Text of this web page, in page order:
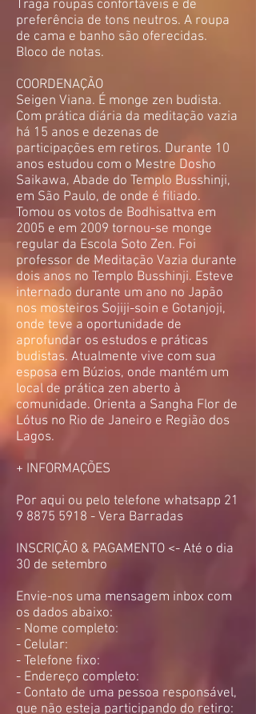
Traga roupas confortáveis e de
preferência de tons neutros. A roupa
de cama e banho são oferecidas.
Bloco de notas.
COORDENAÇÃO
Seigen Viana. É monge zen budista.
Com prática diária da meditação vazia
há 15 anos e dezenas de
participações em retiros. Durante 10
anos estudou com o Mestre Dosho
Saikawa, Abade do Templo Busshinji,
em São Paulo, de onde é filiado.
Tomou os votos de Bodhisattva em
2005 e em 2009 tornou-se monge
regular da Escola Soto Zen. Foi
professor de Meditação Vazia durante
dois anos no Templo Busshinji. Esteve
internado durante um ano no Japão
nos mosteiros Sojiji-soin e Gotanjoji,
onde teve a oportunidade de
aprofundar os estudos e práticas
budistas. Atualmente vive com sua
esposa em Búzios, onde mantém um
local de prática zen aberto à
comunidade. Orienta a Sangha Flor de
Lótus no Rio de Janeiro e Região dos
Lagos.
+ INFORMAÇÕES
Por aqui ou pelo telefone whatsapp 21
9 8875 5918 - Vera Barradas
INSCRIÇÃO & PAGAMENTO <- Até o dia
30 de setembro
Envie-nos uma mensagem inbox com
os dados abaixo:
- Nome completo:
- Celular:
- Telefone fixo:
- Endereço completo:
- Contato de uma pessoa responsável,
que não esteja participando do retiro: